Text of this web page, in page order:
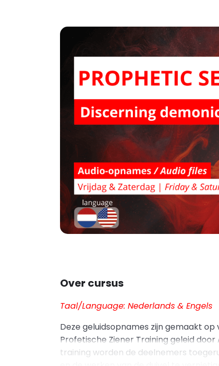
Over cursus
Taal/Language: Nederlands & Engels
Deze geluidsopnames zijn gemaakt
Profetische Ziener Training geleid
training worden de deelnemers